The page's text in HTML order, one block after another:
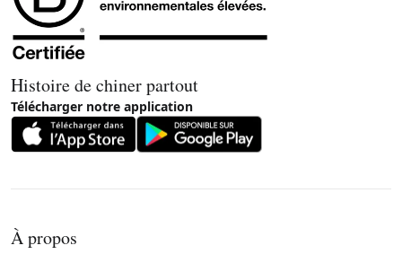
Histoire de chiner partout
Télécharger notre application
À propos